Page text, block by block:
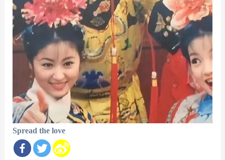
Spread the love